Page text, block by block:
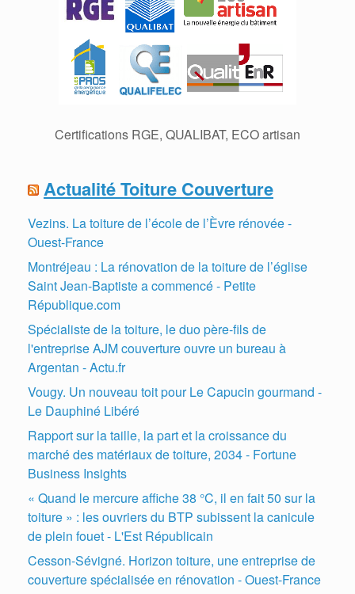
Certifications RGE, QUALIBAT, ECO artisan
Actualité Toiture Couverture
Vezins. La toiture de l’école de l’Èvre rénovée -
Ouest-France
Montréjeau : La rénovation de la toiture de l’église
Saint Jean-Baptiste a commencé - Petite
République.com
Spécialiste de la toiture, le duo père-fils de
l'entreprise AJM couverture ouvre un bureau à
Argentan - Actu.fr
Vougy. Un nouveau toit pour Le Capucin gourmand -
Le Dauphiné Libéré
Rapport sur la taille, la part et la croissance du
marché des matériaux de toiture, 2034 - Fortune
Business Insights
« Quand le mercure affiche 38 °C, il en fait 50 sur la
toiture » : les ouvriers du BTP subissent la canicule
de plein fouet - L'Est Républicain
Cesson-Sévigné. Horizon toiture, une entreprise de
couverture spécialisée en rénovation - Ouest-France